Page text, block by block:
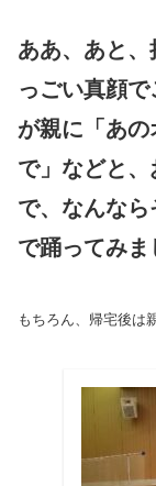
ああ、あと
っごい真顔
が親に「あ
で」などと
で、なんな
で踊ってみま
もちろん、帰宅後は